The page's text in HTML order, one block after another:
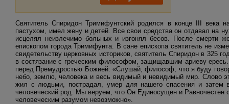
Святитель Спиридон Тримифунтский родился в конце III века
пастухом, имел жену и детей. Все свои средства он отдавал на
исцелял неизлечимо больных и изгонял бесов. После смерти
епископом города Тримифунта. В сане епископа святитель не
свидетельству церковных историков, святитель Спиридон в 325
в состязание с греческим философом, защищавшим ариеву
перед Премудростью Божией: «Слушай, философ, что я буду
небо, землю, человека и весь видимый и невидимый мир. Слово
жил с людьми, пострадал, умер для нашего спасения и затем
человеческий род. Мы веруем, что Он Единосущен и Равночестен
человеческим разумом невозможно».